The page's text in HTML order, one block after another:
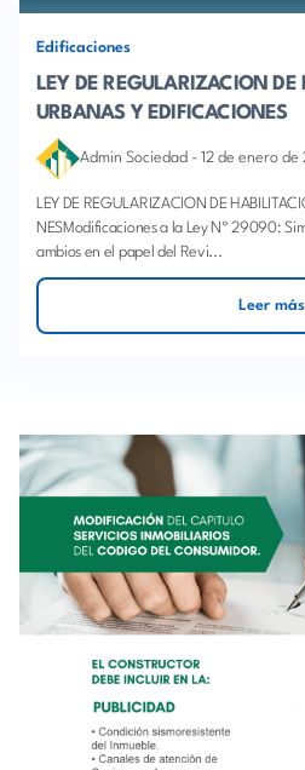
Edificaciones
LEY DE REGULARIZACION DE
URBANAS Y EDIFICACIONES
Admin Sociedad - 12 de enero de
LEY DE REGULARIZACION DE
NESModificaciones a la Ley Nº 29090:
ambios en el papel del Revi...
Leer más